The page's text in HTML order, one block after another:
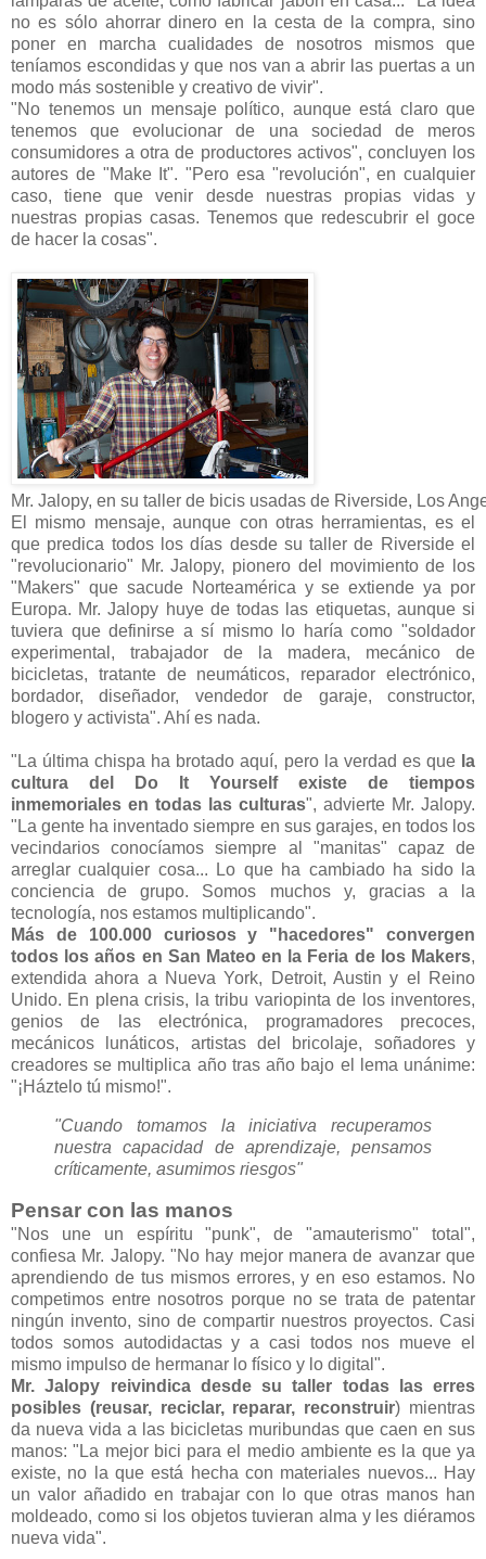
no es sólo ahorrar dinero en la cesta de la compra, sino
poner en marcha cualidades de nosotros mismos que
teníamos escondidas y que nos van a abrir las puertas a un
modo más sostenible y creativo de vivir".
"No tenemos un mensaje político, aunque está claro que
tenemos que evolucionar de una sociedad de meros
consumidores a otra de productores activos", concluyen los
autores de "Make It". "Pero esa "revolución", en cualquier
caso, tiene que venir desde nuestras propias vidas y
nuestras propias casas. Tenemos que redescubrir el goce
de hacer la cosas".
Mr. Jalopy, en su taller de bicis usadas de Riverside, Los
El mismo mensaje, aunque con otras herramientas, es el
que predica todos los días desde su taller de Riverside el
"revolucionario" Mr. Jalopy, pionero del movimiento de los
"Makers" que sacude Norteamérica y se extiende ya por
Europa. Mr. Jalopy huye de todas las etiquetas, aunque si
tuviera que definirse a sí mismo lo haría como "soldador
experimental, trabajador de la madera, mecánico de
bicicletas, tratante de neumáticos, reparador electrónico,
bordador, diseñador, vendedor de garaje, constructor,
blogero y activista". Ahí es nada.
"La última chispa ha brotado aquí, pero la verdad es que la
cultura del Do It Yourself existe de tiempos
inmemoriales en todas las culturas", advierte Mr. Jalopy.
"La gente ha inventado siempre en sus garajes, en todos los
vecindarios conocíamos siempre al "manitas" capaz de
arreglar cualquier cosa... Lo que ha cambiado ha sido la
conciencia de grupo. Somos muchos y, gracias a la
tecnología, nos estamos multiplicando".
Más de 100.000 curiosos y "hacedores" convergen
todos los años en San Mateo en la Feria de los Makers,
extendida ahora a Nueva York, Detroit, Austin y el Reino
Unido. En plena crisis, la tribu variopinta de los inventores,
genios de las electrónica, programadores precoces,
mecánicos lunáticos, artistas del bricolaje, soñadores y
creadores se multiplica año tras año bajo el lema unánime:
"¡Háztelo tú mismo!".
"Cuando tomamos la iniciativa recuperamos
nuestra capacidad de aprendizaje, pensamos
críticamente, asumimos riesgos"
Pensar con las manos
"Nos une un espíritu "punk", de "amauterismo" total",
confiesa Mr. Jalopy. "No hay mejor manera de avanzar que
aprendiendo de tus mismos errores, y en eso estamos. No
competimos entre nosotros porque no se trata de patentar
ningún invento, sino de compartir nuestros proyectos. Casi
todos somos autodidactas y a casi todos nos mueve el
mismo impulso de hermanar lo físico y lo digital".
Mr. Jalopy reivindica desde su taller todas las erres
posibles (reusar, reciclar, reparar, reconstruir) mientras
da nueva vida a las bicicletas muribundas que caen en sus
manos: "La mejor bici para el medio ambiente es la que ya
existe, no la que está hecha con materiales nuevos... Hay
un valor añadido en trabajar con lo que otras manos han
moldeado, como si los objetos tuvieran alma y les diéramos
nueva vida".